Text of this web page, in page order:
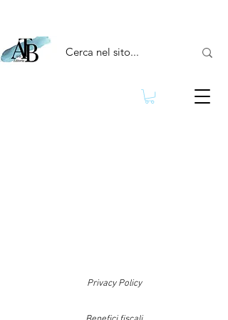
Privacy Policy